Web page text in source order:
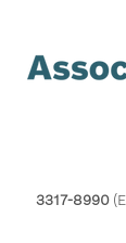
3317-8990